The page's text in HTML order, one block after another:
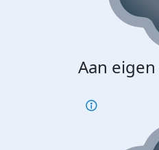
Aan